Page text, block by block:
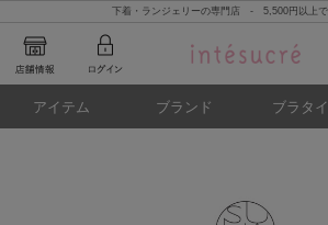
下着・ランジェリーの専門店 - 5,500円以上
アイテム ブランド ブラタ